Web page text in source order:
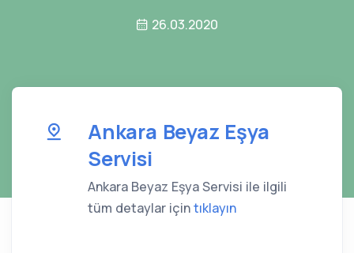
26.03.2020
Ankara Beyaz Eşya
Servisi
Ankara Beyaz Eşya Servisi ile ilgili
tüm detaylar içintıklayın